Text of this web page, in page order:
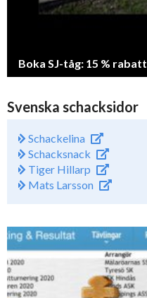
Boka SJ-tåg: 15 % rabatt
Svenska schacksidor
Schackelina
Schacksnack
Tiger Hillarp
Mats Larsson